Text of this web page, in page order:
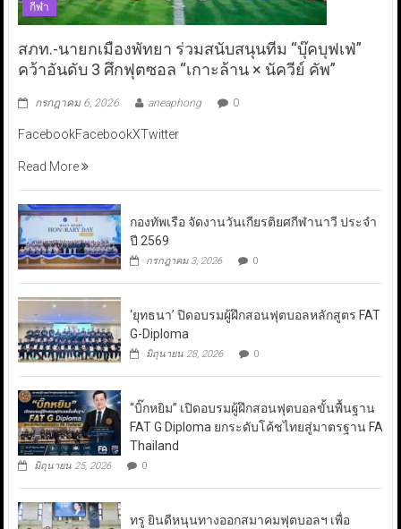
กีฬา
สภท.-นายกเมืองพัทยา ร่วมสนับสนุนทีม “บุ๊คบุฟเฟ่”
คว้าอันดับ 3 ศึกฟุตซอล “เกาะล้าน × นัควีย์ คัพ”
กรกฎาคม 6, 2026 aneaphong 0
FacebookFacebookXTwitter
Read More
กองทัพเรือ จัดงานวันเกียรติยศกีฬานาวี ประจำ
ปี 2569
กรกฎาคม 3, 2026 0
‘ยุทธนา’ ปิดอบรมผู้ฝึกสอนฟุตบอลหลักสูตร FAT
G-Diploma
มิถุนายน 28, 2026 0
“บิ๊กหยิม” เปิดอบรมผู้ฝึกสอนฟุตบอลขั้นพื้นฐาน
FAT G Diploma ยกระดับโค้ชไทยสู่มาตรฐาน FA
Thailand
มิถุนายน 25, 2026 0
ทรู ยินดีหนุนทางออกสมาคมฟุตบอลฯ เพื่อ